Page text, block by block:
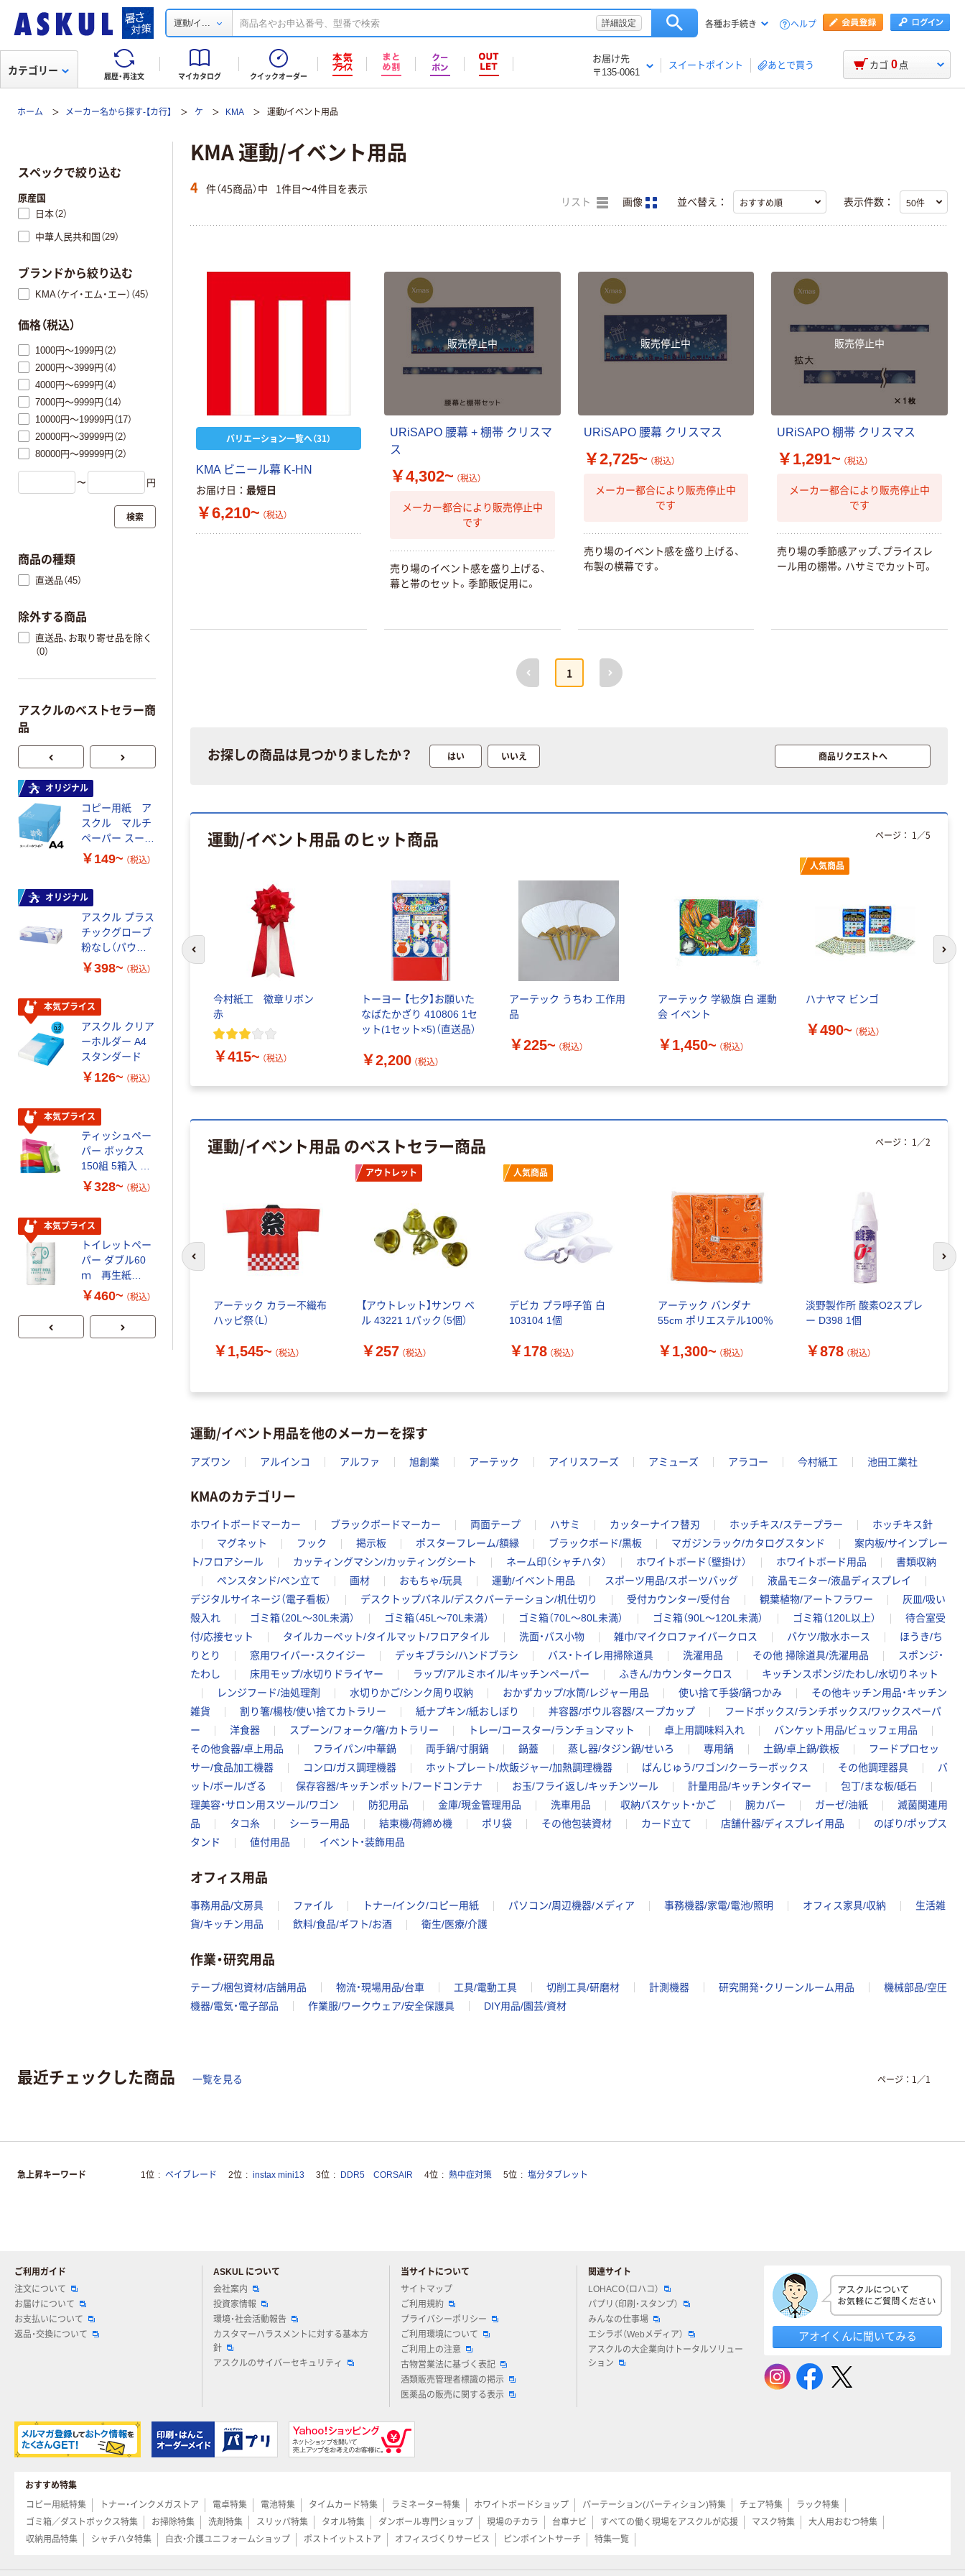
運動/イ ... 詳細設定 各種お手続き ヘルプ
履歴・再注文 マイカタログ クイックオーダー
お届け先
〒135-0061
スイートポイント あとで買う
カテゴリー カゴ 0 点
ホーム メーカー名から探す-【カ行】 ケ KMA 運動/イベント用品
KMA 運動/イベント用品
4 件（45商品）中 1件目〜4件目を表示
リスト 画像 並べ替え： 表示件数：
バリエーション一覧へ（31）
KMA ビニール幕 K-HN
お届け日 最短日
￥6,210~ （税込）
販売停止中
URiSAPO 腰幕 + 棚帯 クリスマ
ス
￥4,302~ （税込）
メーカー都合により販売停止中
です
売り場のイベント感を盛り上げる、
幕と帯のセット。季節販促用に。
販売停止中
URiSAPO 腰幕 クリスマス
￥2,725~ （税込）
メーカー都合により販売停止中
です
売り場のイベント感を盛り上げる、
布製の横幕です。
販売停止中
URiSAPO 棚帯 クリスマス
￥1,291~ （税込）
メーカー都合により販売停止中
です
売り場の季節感アップ、プライスレ
ール用の棚帯。ハサミでカット可。
前へ
1
次へ
お探しの商品は見つかりましたか？ はい いいえ 商品リクエストへ
運動/イベント用品 のヒット商品
今村紙工 徽章リボン
赤
￥415~ （税込）
トーヨー 【七夕】お願いた
なばたかざり 410806 1セ
ット(1セット×5)（直送品）
￥2,200 （税込）
アーテック うちわ 工作用
品
￥225~ （税込）
アーテック 学級旗 白 運動
会 イベント
￥1,450~ （税込）
人気商品
ハナヤマ ビンゴ
￥490~ （税込）
ページ： 1 ／5
前のスライドへ 次
運動/イベント用品 のベストセラー商品
アーテック カラー不織布
ハッピ祭（L）
￥1,545~ （税込）
アウトレット
【アウトレット】サンワ ベ
ル 43221 1パック（5個）
￥257 （税込）
人気商品
デビカ プラ呼子笛 白
103104 1個
￥178 （税込）
アーテック バンダナ
55cm ポリエステル100％
￥1,300~ （税込）
淡野製作所 酸素O2スプレ
ー D398 1個
￥878 （税込）
ページ： 1 ／2
前のスライドへ 次
運動/イベント用品を他のメーカーを探す
アズワン アルインコ アルファ 旭創業 アーテック アイリスフーズ アミューズ アラコー 今村紙工 池田工業社
KMAのカテゴリー
ホワイトボードマーカー ブラックボードマーカー 両面テープ ハサミ カッターナイフ替刃 ホッチキス/ステープラー
ホッチキス針
マグネット
フック 掲示板 ポスターフレーム/額縁 ブラックボード/黒板 マガジンラック/カタログスタンド
案内板/サインプレー
ト/フロアシール
カッティングマシン/カッティングシート ネーム印（シャチハタ） ホワイトボード（壁掛け） ホワイトボード用品
書類収納
ペンスタンド/ペン立て
画材 おもちゃ/玩具 運動/イベント用品 スポーツ用品/スポーツバッグ
液晶モニター/液晶ディスプレイ
デジタルサイネージ（電子看板）
デスクトップパネル/デスクパーテーション/机仕切り 受付カウンター/受付台 観葉植物/アートフラワー
灰皿/吸い
殻入れ
ゴミ箱（20L～30L未満） ゴミ箱（45L～70L未満） ゴミ箱（70L～80L未満） ゴミ箱（90L～120L未満） ゴミ箱（120L以上）
待合室受
付/応接セット
タイルカーペット/タイルマット/フロアタイル 洗面・バス小物 雑巾/マイクロファイバークロス バケツ/散水ホース
ほうき/ち
りとり
窓用ワイパー・スクイジー デッキブラシ/ハンドブラシ バス・トイレ用掃除道具 洗濯用品 その他 掃除道具/洗濯用品
スポンジ・
たわし
床用モップ/水切りドライヤー ラップ/アルミホイル/キッチンペーパー ふきん/カウンタークロス
キッチンスポンジ/たわし/水切りネット
レンジフード/油処理剤
水切りかご/シンク周り収納 おかずカップ/水筒/レジャー用品 使い捨て手袋/鍋つかみ
その他キッチン用品・キッチン
雑貨
割り箸/楊枝/使い捨てカトラリー 紙ナプキン/紙おしぼり 丼容器/ボウル容器/スープカップ
フードボックス/ランチボックス/ワックスペーパ
ー
洋食器 スプーン/フォーク/箸/カトラリー トレー/コースター/ランチョンマット 卓上用調味料入れ
バンケット用品/ビュッフェ用品
その他食器/卓上用品
フライパン/中華鍋 両手鍋/寸胴鍋 鍋蓋 蒸し器/タジン鍋/せいろ 専用鍋 土鍋/卓上鍋/鉄板
フードプロセッ
サー/食品加工機器
コンロ/ガス調理機器 ホットプレート/炊飯ジャー/加熱調理機器 ばんじゅう/ワゴン/クーラーボックス その他調理器具
バ
ット/ボール/ざる
保存容器/キッチンポット/フードコンテナ お玉/フライ返し/キッチンツール 計量用品/キッチンタイマー
包丁/まな板/砥石
理美容・サロン用スツール/ワゴン
防犯用品 金庫/現金管理用品 洗車用品 収納バスケット・かご 腕カバー ガーゼ/油紙
滅菌関連用
品
タコ糸 シーラー用品 結束機/荷締め機 ポリ袋 その他包装資材 カード立て 店舗什器/ディスプレイ用品
のぼり/ポップス
タンド
値付用品 イベント・装飾用品
オフィス用品
事務用品/文房具 ファイル トナー/インク/コピー用紙 パソコン/周辺機器/メディア 事務機器/家電/電池/照明 オフィス家具/収納
生活雑
貨/キッチン用品
飲料/食品/ギフト/お酒 衛生/医療/介護
作業・研究用品
テープ/梱包資材/店舗用品 物流・現場用品/台車 工具/電動工具 切削工具/研磨材 計測機器 研究開発・クリーンルーム用品
機械部品/空圧
機器/電気・電子部品
作業服/ワークウェア/安全保護具 DIY用品/園芸/資材
スペックで絞り込む
原産国
日本（2）
中華人民共和国（29）
ブランドから絞り込む
KMA（ケイ・エム・エー）（45）
価格（税込）
1000円～1999円（2）
2000円～3999円（4）
4000円～6999円（4）
7000円～9999円（14）
10000円～19999円（17）
20000円～39999円（2）
80000円～99999円（2）
〜 円
検索
商品の種類
直送品（45）
除外する商品
直送品、お取り寄せ品を除く
（0）
アスクルのベストセラー商
品
オリジナル
コピー用紙 ア
スクル マルチ
ペーパー スーパ
ーホワイト+
￥149~ （税込）
オリジナル
アスクル プラス
チックグローブ
粉なし（パウダ
ーフリー）
￥398~ （税込）
本気プライス
アスクル クリア
ーホルダー A4
スタンダード
￥126~ （税込）
本気プライス
ティッシュペー
パー ボックス
150組 5箱入 ア
スクル スマート
証
￥328~ （税込）
本気プライス
トイレットペー
パー ダブル60
ｍ 再生紙
100% 6ロール
芯あり FSC認
証
￥460~ （税込）
100％ 200枚
FSC認証 シング
企画 オリジナル
コピー用紙 マ
ルチペーパー
スーパーエコノ
ミー+
￥149~ （税込）
本気プライス
アスクル 耳にや
さしい やわらか
いマスク
スチックグロー
本気プライス
嬬恋銘水 ナチュ
ラルミネラルウ
付き／2Lラベル
レス 10本
（税込）
120ｍ 再生紙
芯あり FSC認
証
サントリー 天然
水 ミネラルウォ
ーター ペットボ
（税込）
本気プライス
ファーストレイ
ップ
ス1(アスクル限
定モデル) 蛍光
ペン ゼブラ
スズラン 酒精綿
G バルクタイプ
ウダーフリー）
【アスクル限定】
ファーストレイ
ト ニトリルグ
ローブ ブル
ウダーフリー）
本気プライス
小判・シングル
クルオリジナル
モカ 200組 5個
アスクル オリジ
本気プライス
アスクル トイ
レのおそうじシ
レクリーナー
トイレシート
ペーパー スーパ
アスクル プラス
チックグローブ
粉なし（パウダ
本気プライス
アスクル クリア
ティッシュペー
コンパクト ビ
ビッド PEFC認
証
本気プライス
トイレットペー
パー ダブル60
ｍ 再生紙
リサイクル100
芯あり FSC認
最近チェックした商品 一覧を見る ページ： 1 ／1
急上昇キーワード 1位 ベイブレード 2位 instax mini13 3位 DDR5 CORSAIR 4位 熱中症対策 5位 塩分タブレット
ご利用ガイド
注文について
お届けについて
お支払いについて
返品・交換について
ASKUL について
会社案内
投資家情報
環境・社会活動報告
カスタマーハラスメントに対する基本方
針
アスクルのサイバーセキュリティ
当サイトについて
サイトマップ
ご利用規約
プライバシーポリシー
ご利用環境について
ご利用上の注意
古物営業法に基づく表記
酒類販売管理者標識の掲示
医薬品の販売に関する表示
関連サイト
LOHACO（ロハコ）
パプリ（印刷・スタンプ）
みんなの仕事場
エシラボ（Webメディア）
アスクルの大企業向けトータルソリュー
ション
アオイくんに聞いてみる
おすすめ特集
コピー用紙特集
トナー・インクメガストア 電卓特集 電池特集 タイムカード特集 ラミネーター特集 ホワイトボードショップ パーテーション(パーティション)特集 チェア特集
ラック特集
ゴミ箱／ダストボックス特集
お掃除特集 洗剤特集 スリッパ特集 タオル特集 ダンボール専門ショップ 現場のチカラ 台車ナビ すべての働く現場をアスクルが応援 マスク特集
大人用おむつ特集
収納用品特集
シャチハタ特集 白衣・介護ユニフォームショップ ポストイットストア オフィスづくりサービス ピンポイントサーチ 特集一覧